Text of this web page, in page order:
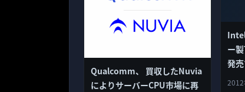
Qualcomm、 買収したNuvia
によりサーバーCPU市場に再
ー
発
2012